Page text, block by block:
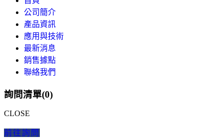
公司簡介
產品資訊
應用與技術
最新消息
銷售據點
聯絡我們
詢問清單(0)
CLOSE
前往詢問